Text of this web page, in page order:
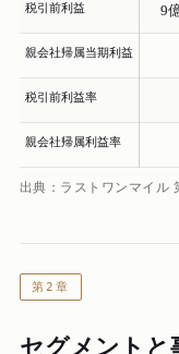
税引前利益 9
親会社帰属当期利益
税引前利益率
親会社帰属利益率
出典：ラストワンマイル
第2章
セグメントと